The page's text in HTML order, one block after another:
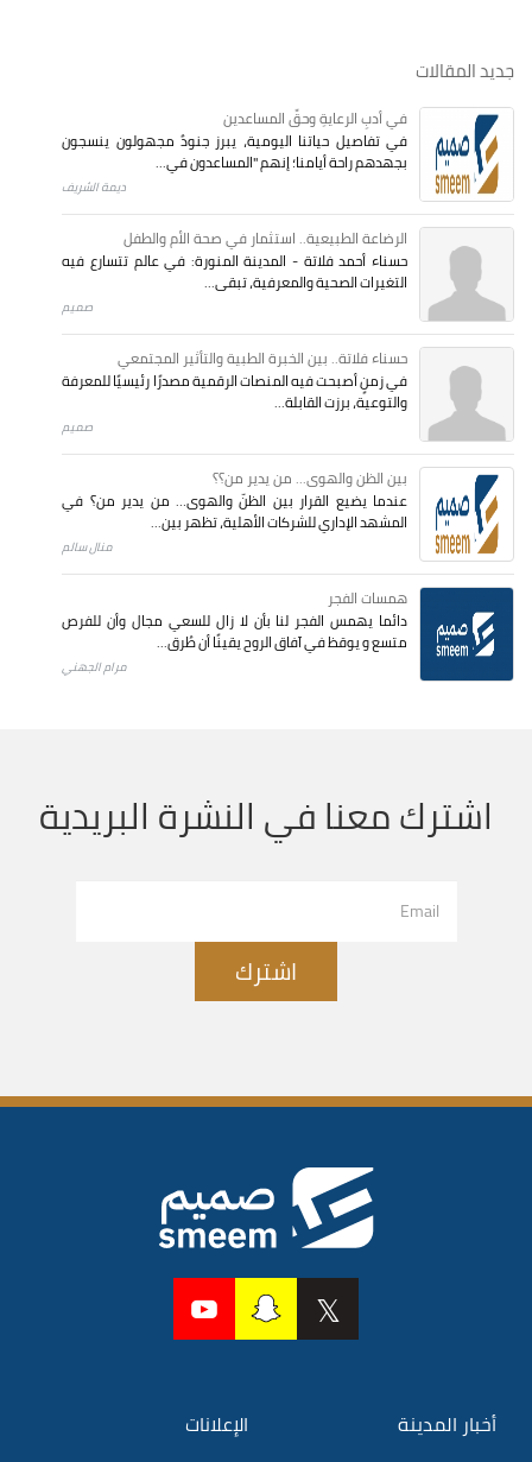
جديد المقالات
في أدبِ الرعايةِ وحقِّ المساعدين
في تفاصيل حياتنا اليومية، يبرز جنودٌ مجهولون ينسجون
بجهدهم راحة أيامنا؛ إنهم "المساعدون في...
ديمة الشريف
الرضاعة الطبيعية.. استثمار في صحة الأم والطفل
حسناء أحمد فلاتة - المدينة المنورة: في عالم تتسارع فيه
التغيرات الصحية والمعرفية، تبقى...
صميم
حسناء فلاتة.. بين الخبرة الطبية والتأثير المجتمعي
في زمنٍ أصبحت فيه المنصات الرقمية مصدرًا رئيسيًا للمعرفة
والتوعية، برزت القابلة...
صميم
بين الظن والهوى... من يدير من؟؟
عندما يضيع القرار بين الظنّ والهوى… من يدير من؟ في
المشهد الإداري للشركات الأهلية، تظهر بين...
منال سالم
همسات الفجر
دائما يهمس الفجر لنا بأن لا زال للسعي مجال وأن للفرص
متسع و يوقظ في آفاق الروح يقينًا أن طُرق...
مرام الجهني
اشترك معنا في النشرة البريدية
اشترك
أخبار المدينة
الإعلانات